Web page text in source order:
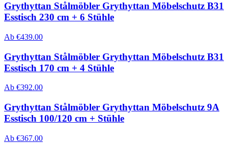
Grythyttan Stålmöbler Grythyttan Möbelschutz B31
Esstisch 230 cm + 6 Stühle
Ab €439.00
Grythyttan Stålmöbler Grythyttan Möbelschutz B31
Esstisch 170 cm + 4 Stühle
Ab €392.00
Grythyttan Stålmöbler Grythyttan Möbelschutz 9A
Esstisch 100/120 cm + Stühle
Ab €367.00